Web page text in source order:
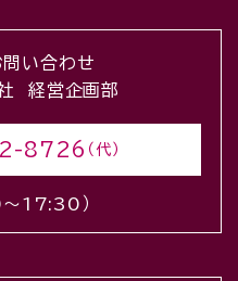
い合わせ
経営企画部
8726 （代）
17:30）